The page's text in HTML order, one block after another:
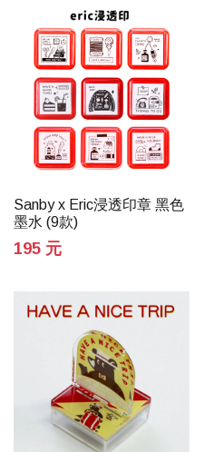
Sanby x Eric浸透印章 黑色
墨水 (9款)
195 元